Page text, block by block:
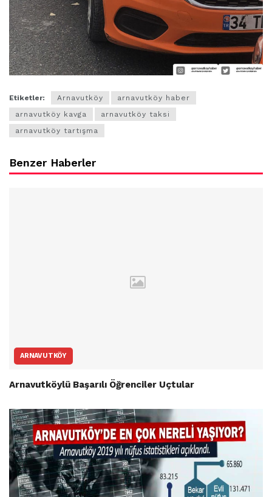
Etiketler: Arnavutköy
arnavutköy haber
arnavutköy kavga
arnavutköy taksi
arnavutköy tartışma
Benzer Haberler
ARNAVUTKÖY
Arnavutköylü Başarılı Öğrenciler Uçtular